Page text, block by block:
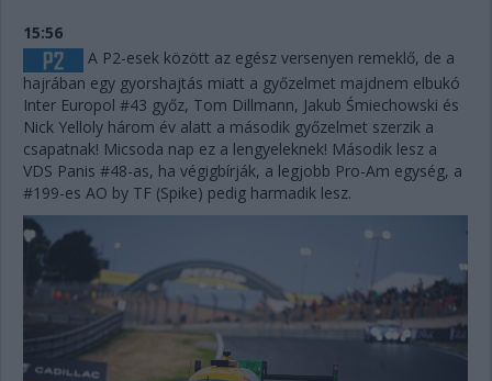
15:56
A P2-esek között az egész versenyen remeklő, de a
hajrában egy gyorshajtás miatt a győzelmet majdnem elbukó
Inter Europol #43 győz, Tom Dillmann, Jakub Śmiechowski és
Nick Yelloly három év alatt a második győzelmet szerzik a
csapatnak! Micsoda nap ez a lengyeleknek! Második lesz a
VDS Panis #48-as, ha végigbírják, a legjobb Pro-Am egység, a
#199-es AO by TF (Spike) pedig harmadik lesz.